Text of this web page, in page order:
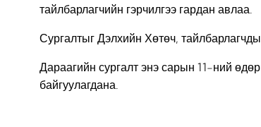
тайлбарлагчийн гэрчилгээ гардан авлаа.
Сургалтыг Дэлхийн Хөтөч,
Дараагийн сургалт энэ сарын 11-ний
байгуулагдана.